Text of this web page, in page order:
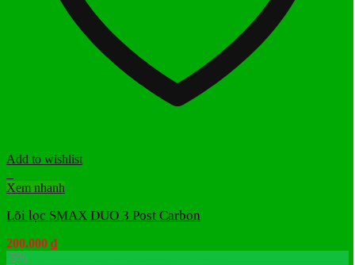
Add to wishlist
+
Xem nhanh
Lõi lọc SMAX DUO 3 Post Carbon
200.000 ₫
-5%